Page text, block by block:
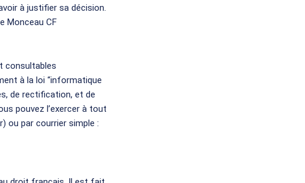
à justifier sa décision.
Monceau CF
consultables
à la loi “informatique
de rectification, et de
pouvez l’exercer à tout
ou par courrier simple :